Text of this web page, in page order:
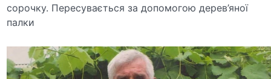
сорочку. Пересувається за допомогою дерев’яної
палки